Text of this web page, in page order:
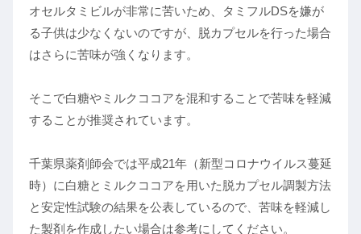
オセルタミビルが非常に苦いため、タミフルDSを嫌が
る子供は少なくないのですが、脱カプセルを行った場合
はさらに苦味が強くなります。
そこで白糖やミルクココアを混和することで苦味を軽減
することが推奨されています。
千葉県薬剤師会では平成21年（新型コロナウイルス蔓延
時）に白糖とミルクココアを用いた脱カプセル調製方法
と安定性試験の結果を公表しているので、苦味を軽減し
た製剤を作成したい場合は参考にしてください。